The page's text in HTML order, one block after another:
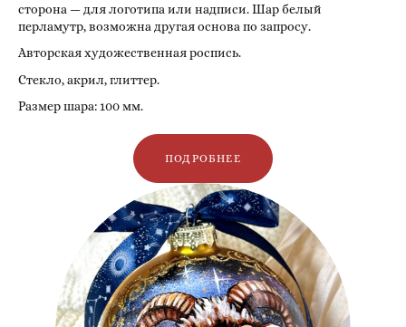
сторона — для логотипа или надписи. Шар белый
перламутр, возможна другая основа по запросу.
Авторская художественная роспись.
Стекло, акрил, глиттер.
Размер шара: 100 мм.
ПОДРОБНЕЕ